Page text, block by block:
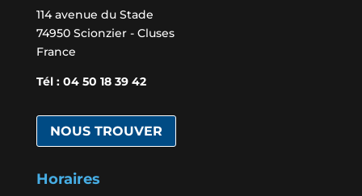
114 avenue du Stade
74950 Scionzier - Cluses
France
Tél : 04 50 18 39 42
NOUS TROUVER
Horaires